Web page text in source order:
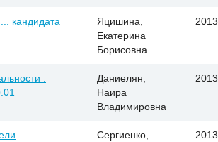
кандидата
Яцишина,
Екатерина
Борисовна
2013
:
Даниелян,
Наира
Владимировна
2013
Сергиенко,
2013